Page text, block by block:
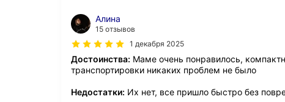
Алина
15 отзывов
1 декабря 2025
Достоинства: Маме очень понравилось,
транспортировки никаких проблем не было
Недостатки: Их нет, все пришло быстро без